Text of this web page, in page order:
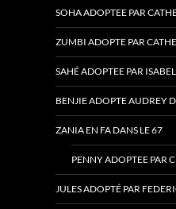
SOHA ADOPTEE PAR
ZUMBI ADOPTE PAR
SAHÉ ADOPTEE PAR
BENJIE ADOPTE AUDREY
ZANIA EN FA DANS LE 67
PENNY ADOPTEE PAR
JULES ADOPTÉ PAR